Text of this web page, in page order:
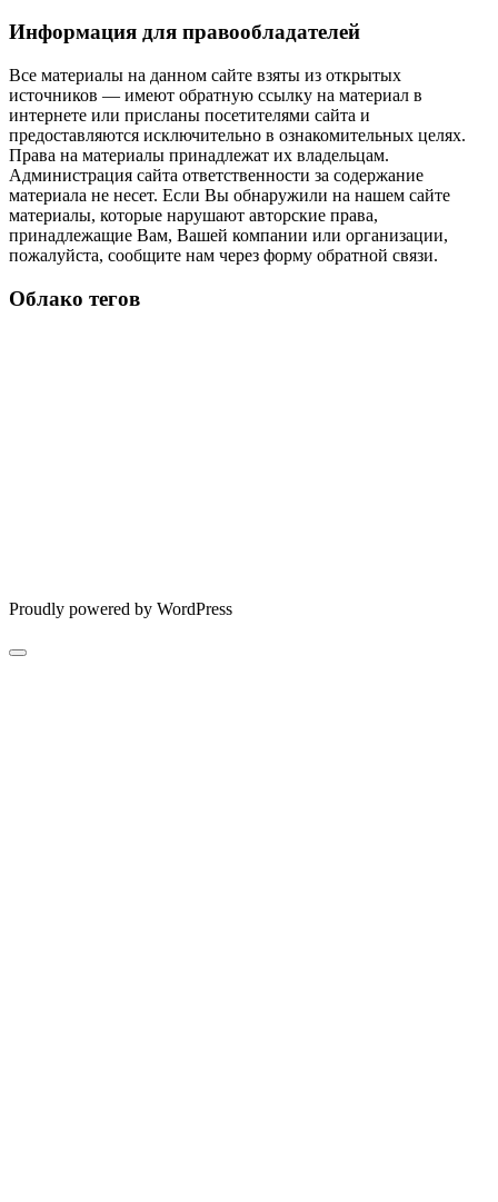
Информация для правообладателей
Все материалы на данном сайте взяты из открытых
источников — имеют обратную ссылку на материал в
интернете или присланы посетителями сайта и
предоставляются исключительно в ознакомительных целях.
Права на материалы принадлежат их владельцам.
Администрация сайта ответственности за содержание
материала не несет. Если Вы обнаружили на нашем сайте
материалы, которые нарушают авторские права,
принадлежащие Вам, Вашей компании или организации,
пожалуйста, сообщите нам через форму обратной связи.
Облако тегов
Proudly powered by WordPress